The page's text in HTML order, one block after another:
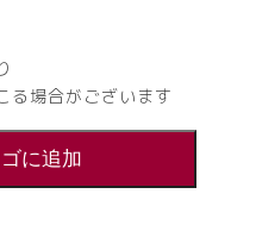
る場合がございます
に追加